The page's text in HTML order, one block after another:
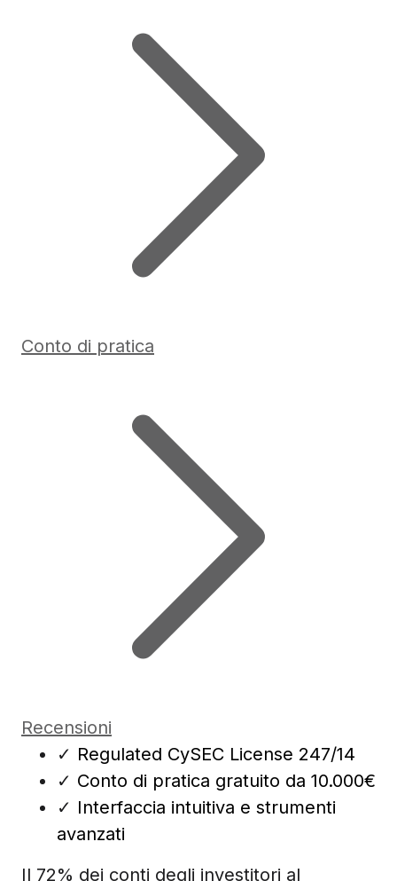
Conto di pratica
Recensioni
✓ Regulated CySEC License 247/14
✓ Conto di pratica gratuito da 10.000€
✓ Interfaccia intuitiva e strumenti
avanzati
Il 72% dei conti degli investitori al